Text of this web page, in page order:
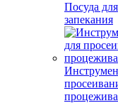
Посуда для
запекания